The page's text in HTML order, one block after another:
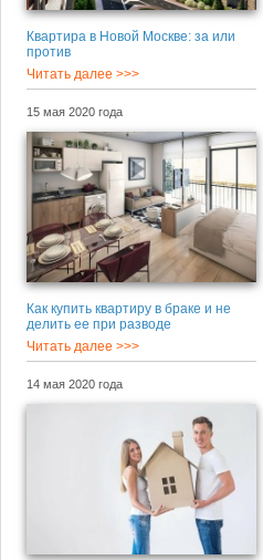
Квартира в Новой Москве: за или
против
Читать далее >>>
15 мая 2020 года
Как купить квартиру в браке и не
делить ее при разводе
Читать далее >>>
14 мая 2020 года